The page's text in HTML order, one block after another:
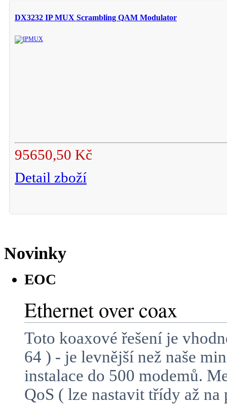
DX3232 IP MUX Scrambling QAM Modulator
95650,50 Kč
Detail zboží
Novinky
EOC
Ethernet over coax
Toto koaxové řešení je
64 ) - je levnější než naše
instalace do 500 modemů.
QoS ( lze nastavit třídy až